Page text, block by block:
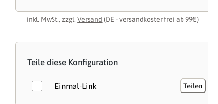
inkl. MwSt., zzgl.Versand (DE - versandkostenfrei ab 99€)
Teile diese Konfiguration
Einmal-Link Teilen